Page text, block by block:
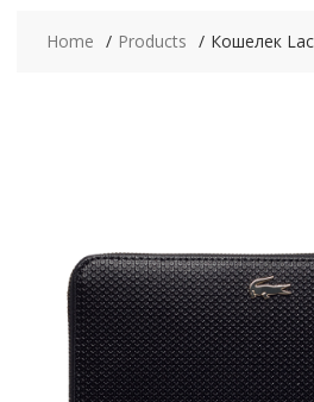
Home Products Кошелек